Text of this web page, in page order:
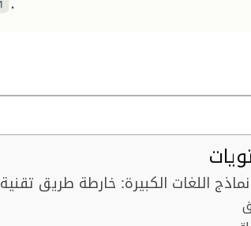
اللغات الكبيرة: خارطة طريق تقنية